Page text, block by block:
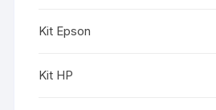
Kit Epson
Kit HP